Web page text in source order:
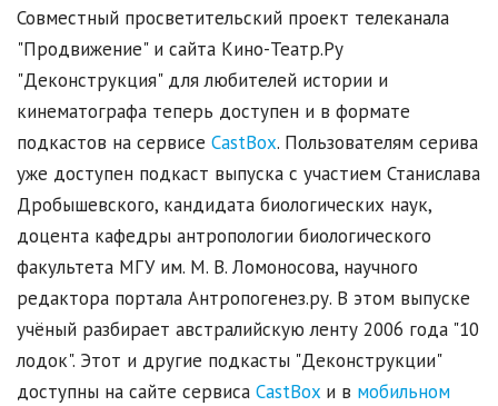
Совместный просветительский проект телеканала
"Продвижение" и сайта Кино-Театр.Ру
"Деконструкция" для любителей истории и
кинематографа теперь доступен и в формате
подкастов на сервисе CastBox. Пользователям серива
уже доступен подкаст выпуска с участием Станислава
Дробышевского, кандидата биологических наук,
доцента кафедры антропологии биологического
факультета МГУ им. М. В. Ломоносова, научного
редактора портала Антропогенез.ру. В этом выпуске
учёный разбирает австралийскую ленту 2006 года "10
лодок". Этот и другие подкасты "Деконструкции"
доступны на сайте сервиса CastBox и в мобильном